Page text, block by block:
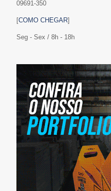
09691-350
[COMO CHEGAR]
Seg - Sex / 8h - 18h